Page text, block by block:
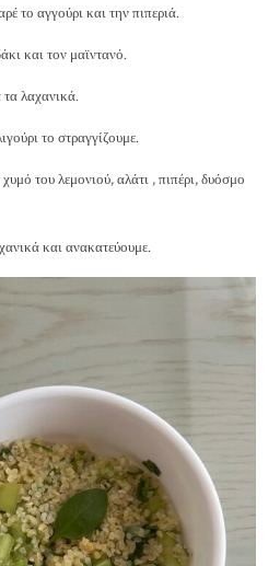
το αγγούρι και την πιπεριά.
και τον μαϊντανό.
λαχανικά.
το στραγγίζουμε.
του λεμονιού, αλάτι , πιπέρι, δυόσμο
και ανακατεύουμε.